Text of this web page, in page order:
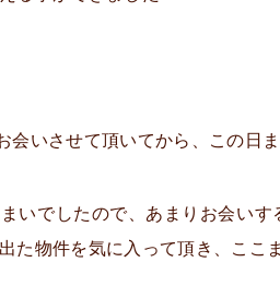
会いさせて頂いてから、この日
いでしたので、あまりお会い
た物件を気に入って頂き、ここ